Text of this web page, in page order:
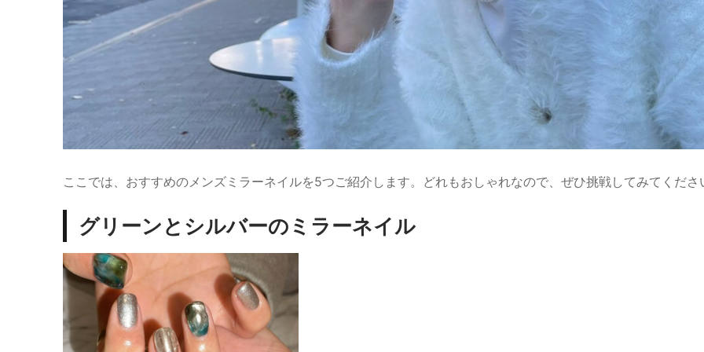
ここでは、おすすめのメンズミラーネイルを5つご紹介します。どれもおしゃれなので、ぜひ挑戦してみてくださ
グリーンとシルバーのミラーネイル